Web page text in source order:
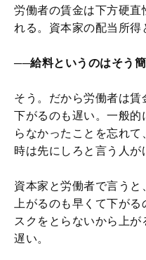
労働者の賃金は下方硬直
れる。資本家の配当所得
──給料というのはそう
そう。だから労働者は賃
下がるのも遅い。一般
らなかったことを忘れ
時は先にしろと言う人が
資本家と労働者で言う
上がるのも早くて下が
スクをとらないから上
遅い。